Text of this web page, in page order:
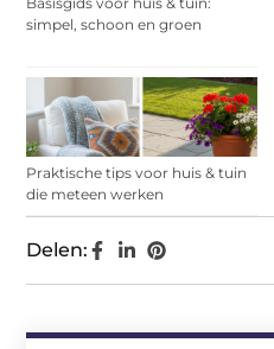
simpel, schoon en groen
Praktische tips voor huis & tuin
die meteen werken
Delen: